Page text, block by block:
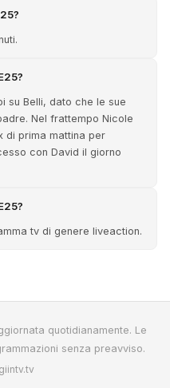
su Belli, dato che le sue
Nel frattempo Nicole
di prima mattina per
con David il giorno
tv di genere liveaction.
quotidianamente. Le
senza preavviso.